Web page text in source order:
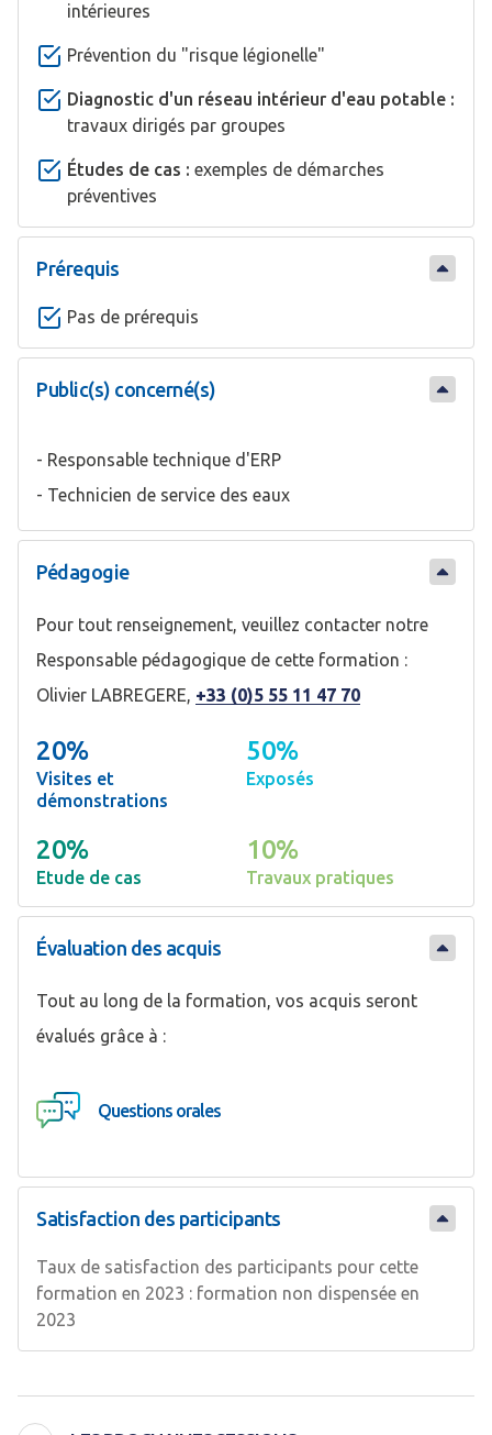
intérieures
Prévention du "risque légionelle"
Diagnostic d'un réseau intérieur d'eau potable :
travaux dirigés par groupes
Études de cas : exemples de démarches
préventives
Prérequis
Pas de prérequis
Public(s) concerné(s)
- Responsable technique d'ERP
- Technicien de service des eaux
Pédagogie
Pour tout renseignement, veuillez contacter notre
Responsable pédagogique de cette formation :
Olivier LABREGERE, +33 (0)5 55 11 47 70
20%
Visites et
démonstrations
50%
Exposés
20%
Etude de cas
10%
Travaux pratiques
Évaluation des acquis
Tout au long de la formation, vos acquis seront
évalués grâce à :
Questions orales
Satisfaction des participants
Taux de satisfaction des participants pour cette
formation en 2023 : formation non dispensée en
2023